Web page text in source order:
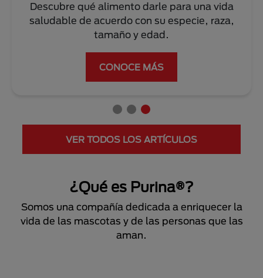
Descubre qué alimento darle para una vida
saludable de acuerdo con su especie, raza,
tamaño y edad.
CONOCE MÁS
VER TODOS LOS ARTÍCULOS
¿Qué es Purina®?
Somos una compañía dedicada a enriquecer la
vida de las mascotas y de las personas que las
aman.